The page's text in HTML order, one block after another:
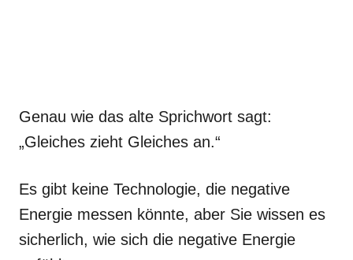
Genau wie das alte Sprichwort sagt:
„Gleiches zieht Gleiches an.“
Es gibt keine Technologie, die negative
Energie messen könnte, aber Sie wissen es
sicherlich, wie sich die negative Energie